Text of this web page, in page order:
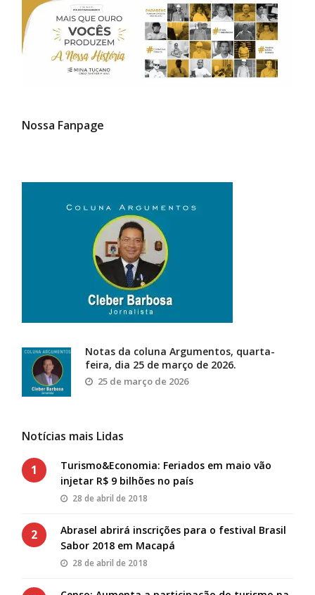
Nossa Fanpage
Notas da coluna Argumentos, quarta-
feira, dia 25 de março de 2026.
25 de março de 2026
Notícias mais Lidas
1
Turismo&Economia: Feriados em maio vão
injetar R$ 9 bilhões no país
28 de abril de 2018
2
Abrasel abrirá inscrições para o festival Brasil
Sabor 2018 em Macapá
28 de abril de 2018